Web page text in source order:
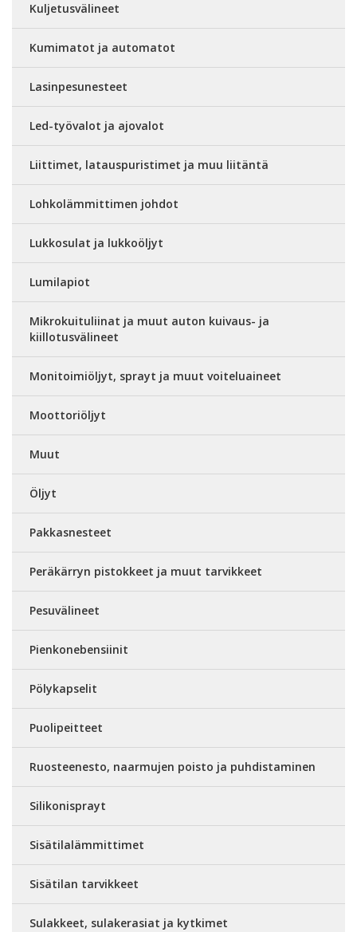
Kuljetusvälineet
Kumimatot ja automatot
Lasinpesunesteet
Led-työvalot ja ajovalot
Liittimet, latauspuristimet ja muu liitäntä
Lohkolämmittimen johdot
Lukkosulat ja lukkoöljyt
Lumilapiot
Mikrokuituliinat ja muut auton kuivaus- ja
kiillotusvälineet
Monitoimiöljyt, sprayt ja muut voiteluaineet
Moottoriöljyt
Muut
Öljyt
Pakkasnesteet
Peräkärryn pistokkeet ja muut tarvikkeet
Pesuvälineet
Pienkonebensiinit
Pölykapselit
Puolipeitteet
Ruosteenesto, naarmujen poisto ja puhdistaminen
Silikonisprayt
Sisätilalämmittimet
Sisätilan tarvikkeet
Sulakkeet, sulakerasiat ja kytkimet